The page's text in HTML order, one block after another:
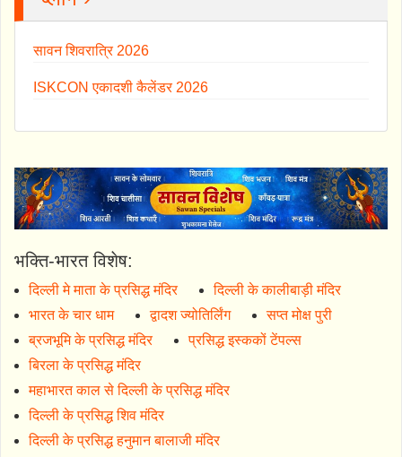
सावन शिवरात्रि 2026
ISKCON एकादशी कैलेंडर 2026
भक्ति-भारत विशेष:
दिल्ली मे माता के प्रसिद्ध मंदिर
दिल्ली के कालीबाड़ी मंदिर
भारत के चार धाम
द्वादश ज्योतिर्लिंग
सप्त मोक्ष पुरी
ब्रजभूमि के प्रसिद्ध मंदिर
प्रसिद्ध इस्ककों टेंपल्स
बिरला के प्रसिद्ध मंदिर
महाभारत काल से दिल्ली के प्रसिद्ध मंदिर
दिल्ली के प्रसिद्ध शिव मंदिर
दिल्ली के प्रसिद्ध हनुमान बालाजी मंदिर